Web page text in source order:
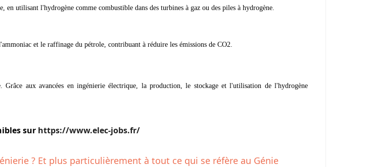
utilisant l'hydrogène comme combustible dans des turbines à gaz ou des piles à hydrogène.
et le raffinage du pétrole, contribuant à réduire les émissions de CO2.
aux avancées en ingénierie électrique, la production, le stockage et l'utilisation de l'hydrogène
sur https://www.elec-jobs.fr/
? Et plus particulièrement à tout ce qui se réfère au Génie